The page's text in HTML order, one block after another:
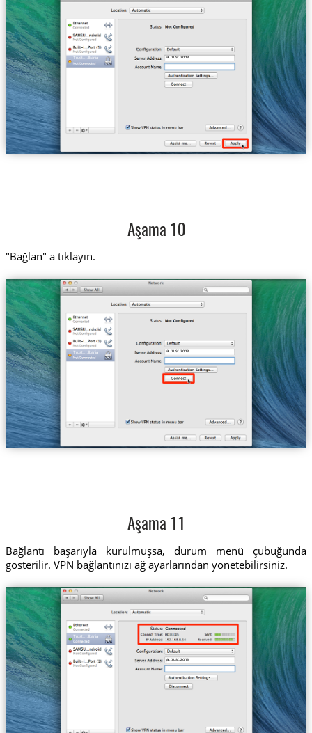
Trust....lbania al.trust.zone
Aşama 10
"Bağlan" a tıklayın.
Trust....lbania al.trust.zone
Aşama 11
Bağlantı başarıyla kurulmuşsa, durum menü çubuğunda
gösterilir. VPN bağlantınızı ağ ayarlarından yönetebilirsiniz.
Trust....lbania
al.trust.zone